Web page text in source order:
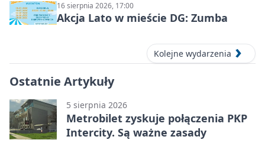
16 sierpnia 2026, 17:00
Akcja Lato w mieście DG: Zumba
Kolejne wydarzenia
Ostatnie Artykuły
5 sierpnia 2026
Metrobilet zyskuje połączenia PKP
Intercity. Są ważne zasady